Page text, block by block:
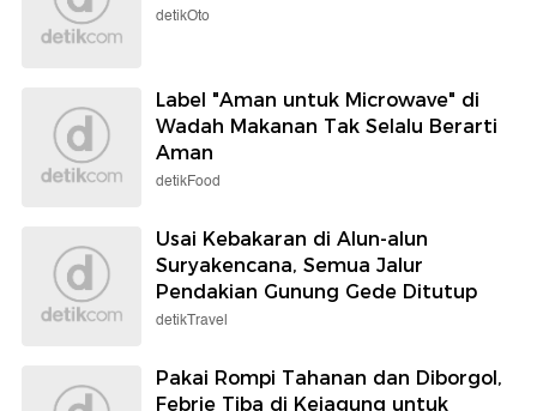
detikOto
Label "Aman untuk Microwave" di
Wadah Makanan Tak Selalu Berarti
Aman
detikFood
Usai Kebakaran di Alun-alun
Suryakencana, Semua Jalur
Pendakian Gunung Gede Ditutup
detikTravel
Pakai Rompi Tahanan dan Diborgol,
Febrie Tiba di Kejagung untuk